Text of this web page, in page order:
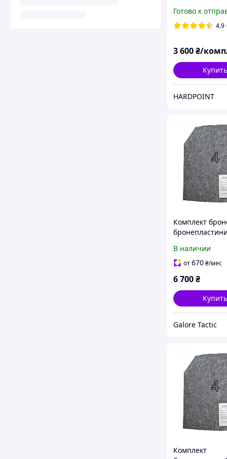
Miilux 500.
металлические
Готово к
4.9
3 600₴/
Купить
HARDPOINT
Комплект
кг) бронеплити
бронепластини
В наличии
от670₴/мес
6 700₴
Купить
Galore Tactic
Комплект